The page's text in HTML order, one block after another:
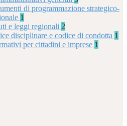
di programmazione strategico-
1
e leggi regionali 2
disciplinare e codice di condotta 1
per cittadini e imprese 1